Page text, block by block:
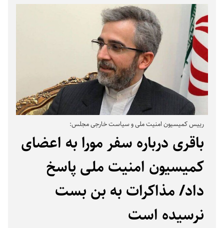
رییس کمیسیون امنیت ملی و سیاست خارجی مجلس:
باقری درباره سفر مورا به اعضای
کمیسیون امنیت ملی پاسخ
داد/ مذاکرات به بن بست
نرسیده است